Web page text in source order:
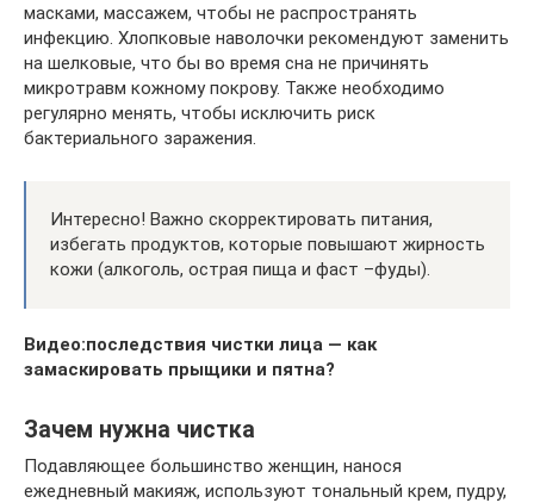
масками, массажем, чтобы не распространять
инфекцию. Хлопковые наволочки рекомендуют заменить
на шелковые, что бы во время сна не причинять
микротравм кожному покрову. Также необходимо
регулярно менять, чтобы исключить риск
бактериального заражения.
Интересно! Важно скорректировать питания,
избегать продуктов, которые повышают жирность
кожи (алкоголь, острая пища и фаст –фуды).
Видео:последствия чистки лица — как
замаскировать прыщики и пятна?
Зачем нужна чистка
Подавляющее большинство женщин, нанося
ежедневный макияж, используют тональный крем, пудру,